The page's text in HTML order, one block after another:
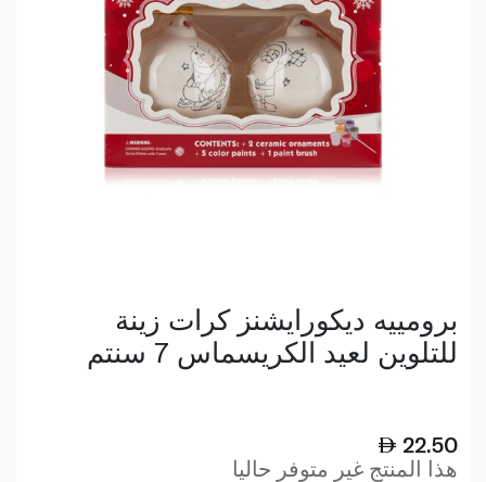
برومييه ديكورايشنز كرات زينة
للتلوين لعيد الكريسماس 7 سنتم
22.50
هذا المنتج غير متوفر حاليا